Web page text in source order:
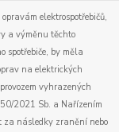
elektrospotřebičů,
a výměnu těchto
spotřebiče, by měla
na elektrických
vyhrazených
2021 Sb. a Nařízením
za následky zranění nebo